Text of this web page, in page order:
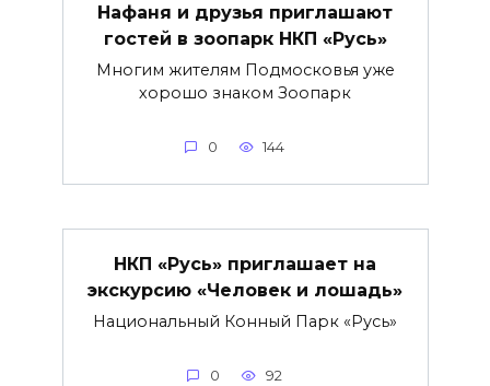
Нафаня и друзья приглашают
гостей в зоопарк НКП «Русь»
Многим жителям Подмосковья уже
хорошо знаком Зоопарк
0 144
НКП «Русь» приглашает на
экскурсию «Человек и лошадь»
Национальный Конный Парк «Русь»
0 92